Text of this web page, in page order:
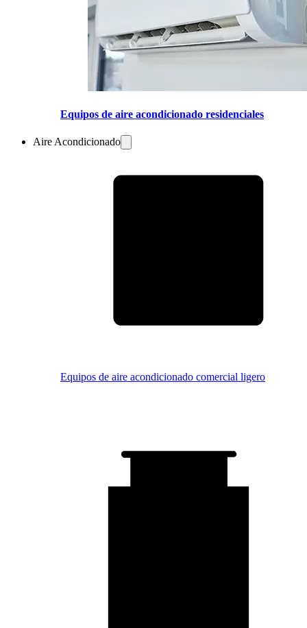
Equipos de aire acondicionado residenciales
Aire Acondicionado
Equipos de aire acondicionado comercial ligero